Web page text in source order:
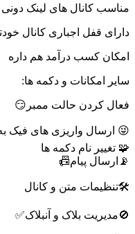
مناسب کانال های لینک دونی
دارای قفل اجباری کانال
امکان کسب درآمد هم داره
سایر امکانات و دکمه ها:
فعال کردن حالت ممبر😏
😜 ارسال واریزی های فیک
🧩 تغییر نام دکمه ها
📡ارسال پیام📠
🛠تنظیمات متن و کانال
🚫مدیریت بلاک و آنبلاک✅